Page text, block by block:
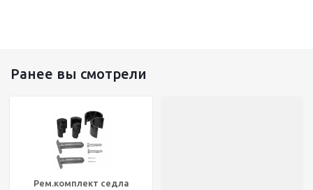
Ранее вы смотрели
Рем.комплект седла